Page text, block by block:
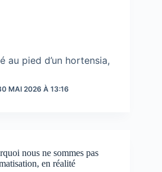
au pied d’un hortensia,
MAI 2026 À 13:16
nous ne sommes pas
en réalité